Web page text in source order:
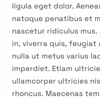
ligula eget dolor.
natoque penatibus et
nascetur ridiculus
in, viverra quis, feugiat
nulla ut metus varius
imperdiet. Etiam
ullamcorper ultricies
rhoncus. Maecenas